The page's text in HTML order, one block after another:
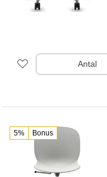
Antal
5% Bonus